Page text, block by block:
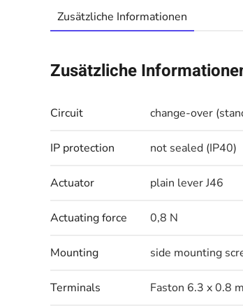
Zusätzliche Informationen
Zusätzliche
Circuit change-over
IP protection not sealed (IP40)
Actuator plain lever J46
Actuating force 0,8 N
Mounting side mounting
Terminals Faston 6.3 x 0.8